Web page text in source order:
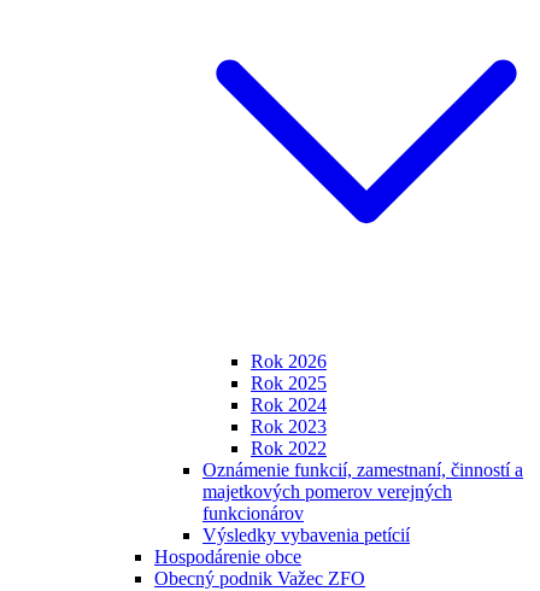
Rok 2026
Rok 2025
Rok 2024
Rok 2023
Rok 2022
Oznámenie funkcií, zamestnaní, činností a
majetkových pomerov verejných
funkcionárov
Výsledky vybavenia petícií
Hospodárenie obce
Obecný podnik Važec ZFO